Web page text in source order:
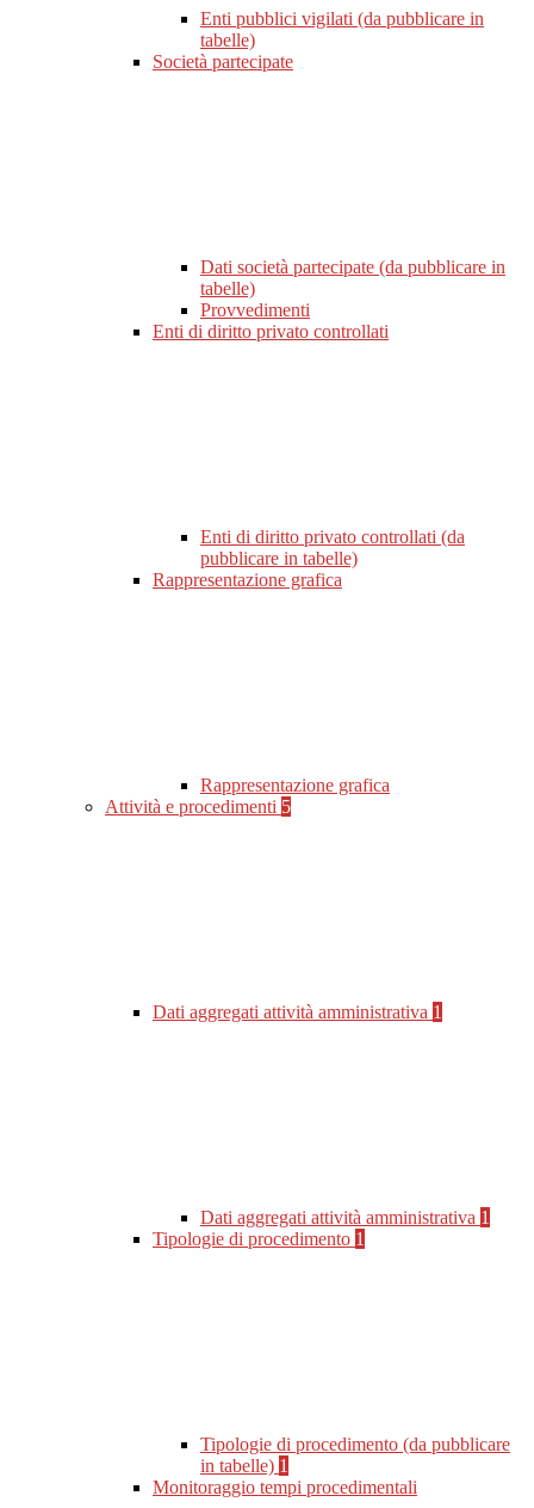
Enti pubblici vigilati (da pubblicare in
tabelle)
Società partecipate
Dati società partecipate (da pubblicare in
tabelle)
Provvedimenti
Enti di diritto privato controllati
Enti di diritto privato controllati (da
pubblicare in tabelle)
Rappresentazione grafica
Rappresentazione grafica
Attività e procedimenti 5
Dati aggregati attività amministrativa 1
Dati aggregati attività amministrativa 1
Tipologie di procedimento 1
Tipologie di procedimento (da pubblicare
in tabelle) 1
Monitoraggio tempi procedimentali